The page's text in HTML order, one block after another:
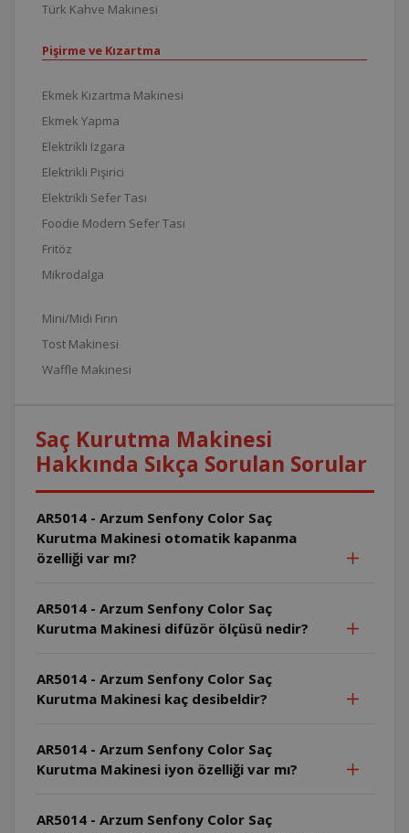
Türk Kahve Makinesi
Pişirme ve Kızartma
Ekmek Kızartma Makinesi
Ekmek Yapma
Elektrikli Izgara
Elektrikli Pişirici
Elektrikli Sefer Tası
Foodie Modern Sefer Tası
Fritöz
Mikrodalga
Mini/Midi Fırın
Tost Makinesi
Waffle Makinesi
Saç Kurutma Makinesi
Hakkında Sıkça Sorulan Sorular
AR5014 - Arzum Senfony Color Saç
Kurutma Makinesi otomatik kapanma
özelliği var mı?
AR5014 - Arzum Senfony Color Saç
Kurutma Makinesi difüzör ölçüsü nedir?
AR5014 - Arzum Senfony Color Saç
Kurutma Makinesi kaç desibeldir?
AR5014 - Arzum Senfony Color Saç
Kurutma Makinesi iyon özelliği var mı?
AR5014 - Arzum Senfony Color Saç